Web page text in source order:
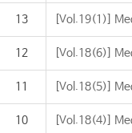
13 [Vol.19(1)]
12 [Vol.18(6)]
11 [Vol.18(5)]
10 [Vol.18(4)]